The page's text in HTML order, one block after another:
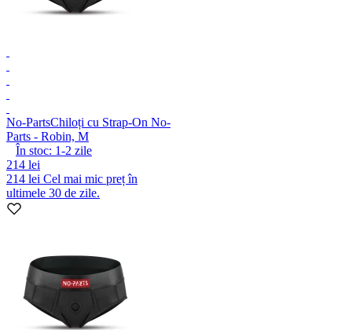
No-PartsChiloți cu Strap-On No-
Parts - Robin, M
În stoc: 1-2 zile
214 lei
214 lei Cel mai mic preț în
ultimele 30 de zile.